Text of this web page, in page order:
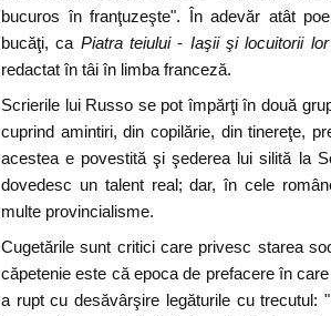
bucuros în franţuzeşte". În adevăr atât
bucăţi, ca Piatra teiului- Iaşii şi locuitorii
redactat în tâi în limba franceză.
Scrierile lui Russo se pot împărţi în două
cuprind amintiri, din copilărie, din tinereţe,
acestea e povestită şi şederea lui silită la
dovedesc un talent real; dar, în cele
multe provincialisme.
Cugetările sunt critici care privesc starea
căpetenie este că epoca de prefacere în
a rupt cu desăvârşire legăturile cu trecutul: